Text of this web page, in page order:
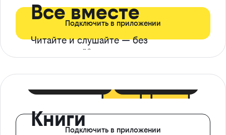
Все вместе
Читайте и слушайте — без
ограничений*
Подключить в приложении
КнигиПодключить в приложении